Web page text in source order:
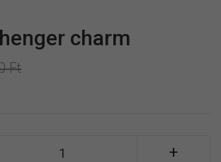
charm
Ft